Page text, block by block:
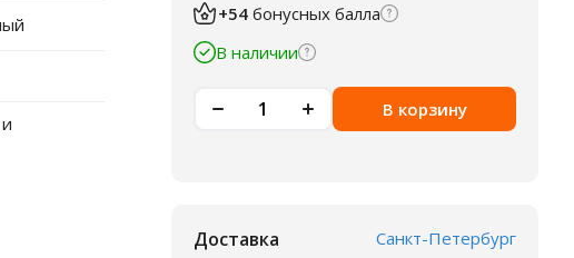
+54 бонусных балла
В наличии
В корзину
Доставка Санкт-Петербург